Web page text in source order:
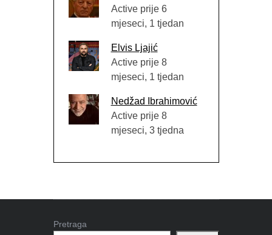
Active prije 6
mjeseci, 1 tjedan
Elvis Ljajić
Active prije 8
mjeseci, 1 tjedan
Nedžad Ibrahimović
Active prije 8
mjeseci, 3 tjedna
Pretraga